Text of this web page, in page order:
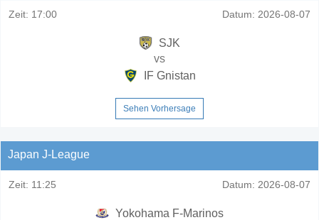
Zeit: 17:00 Datum: 2026-08-07
SJK
vs
IF Gnistan
Sehen Vorhersage
Japan J-League
Zeit: 11:25 Datum: 2026-08-07
Yokohama F-Marinos